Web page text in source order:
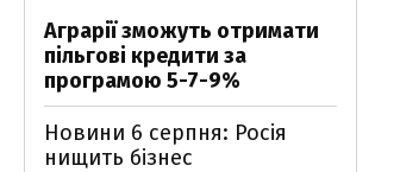
Аграрії зможуть отримати
пільгові кредити за
програмою 5-7-9%
Новини 6 серпня: Росія
нищить бізнес